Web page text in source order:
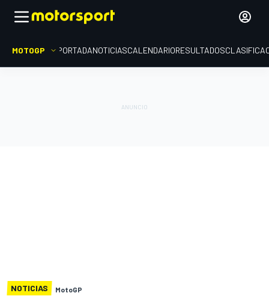
MOTOGP PORTADANOTICIASCALENDARIORESULTADOS
NOTICIAS MotoGP